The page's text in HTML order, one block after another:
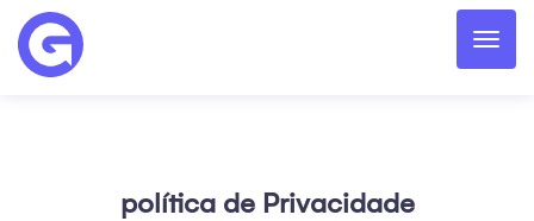
política de Privacidade